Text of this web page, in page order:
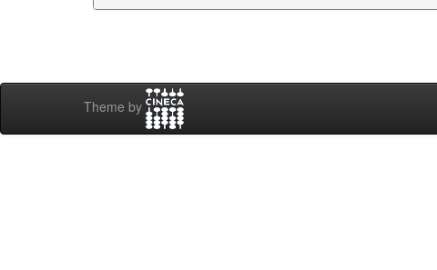
Theme by